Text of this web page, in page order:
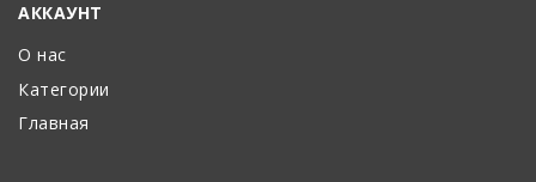
АККАУНТ
О нас
Категории
Главная